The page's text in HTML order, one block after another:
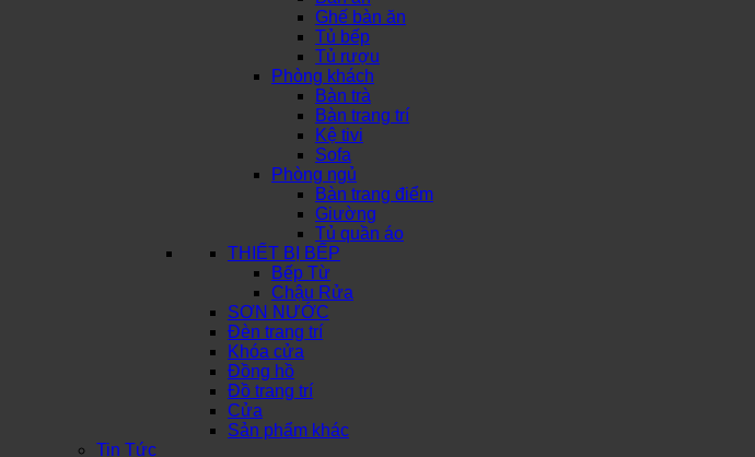
Ghế bàn ăn
Tủ bếp
Tủ rượu
Phòng khách
Bàn trà
Bàn trang trí
Kệ tivi
Sofa
Phòng ngủ
Bàn trang điểm
Giường
Tủ quần áo
THIẾT BỊ BẾP
Bếp Từ
Chậu Rửa
SƠN NƯỚC
Đèn trang trí
Khóa cửa
Đồng hồ
Đồ trang trí
Cửa
Sản phẩm khác
Tin Tức